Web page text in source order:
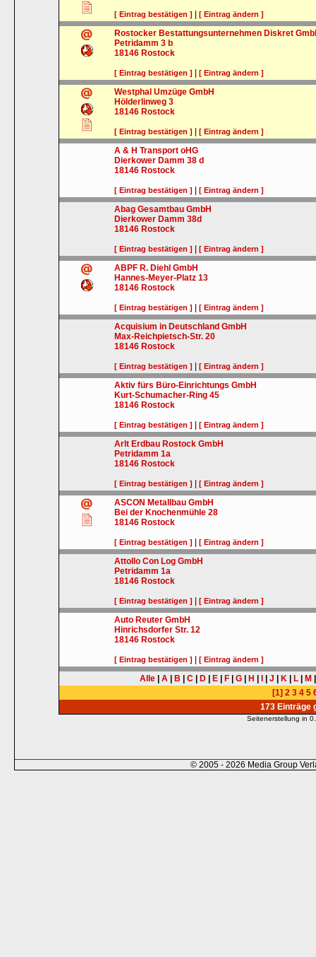
[ Eintrag bestätigen ] |[ Eintrag ändern ]
Rostocker Bestattungsunternehmen Diskret
Petridamm 3 b
18146 Rostock
[ Eintrag bestätigen ] |[ Eintrag ändern ]
Westphal Umzüge GmbH
Hölderlinweg 3
18146 Rostock
[ Eintrag bestätigen ] |[ Eintrag ändern ]
A & H Transport oHG
Dierkower Damm 38 d
18146 Rostock
[ Eintrag bestätigen ] |[ Eintrag ändern ]
Abag Gesamtbau GmbH
Dierkower Damm 38d
18146 Rostock
[ Eintrag bestätigen ] |[ Eintrag ändern ]
ABPF R. Diehl GmbH
Hannes-Meyer-Platz 13
18146 Rostock
[ Eintrag bestätigen ] |[ Eintrag ändern ]
Acquisium in Deutschland GmbH
Max-Reichpietsch-Str. 20
18146 Rostock
[ Eintrag bestätigen ] |[ Eintrag ändern ]
Aktiv fürs Büro-Einrichtungs GmbH
Kurt-Schumacher-Ring 45
18146 Rostock
[ Eintrag bestätigen ] |[ Eintrag ändern ]
Arlt Erdbau Rostock GmbH
Petridamm 1a
18146 Rostock
[ Eintrag bestätigen ] |[ Eintrag ändern ]
ASCON Metallbau GmbH
Bei der Knochenmühle 28
18146 Rostock
[ Eintrag bestätigen ] |[ Eintrag ändern ]
Attollo Con Log GmbH
Petridamm 1a
18146 Rostock
[ Eintrag bestätigen ] |[ Eintrag ändern ]
Auto Reuter GmbH
Hinrichsdorfer Str. 12
18146 Rostock
[ Eintrag bestätigen ] |[ Eintrag ändern ]
Alle A B C D E F G H J K L M
[1] 2 3 4 5
173 Einträge
Seitenerstellung in
© 2005 - 2026 Media Group